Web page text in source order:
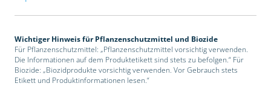
Wichtiger Hinweis für Pflanzenschutzmittel und Biozide
Für Pflanzenschutzmittel: „Pflanzenschutzmittel vorsichtig verwenden.
Die Informationen auf dem Produktetikett sind stets zu befolgen.“ Für
Biozide: „Biozidprodukte vorsichtig verwenden. Vor Gebrauch stets
Etikett und Produktinformationen lesen.“